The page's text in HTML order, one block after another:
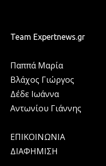
Team Expertnews.gr
Παππά Μαρία
Βλάχος Γιώργος
Δέδε Ιωάννα
Αντωνίου Γιάννης
ΕΠΙΚΟΙΝΩΝΙΑ
ΔΙΑΦΗΜΙΣΗ